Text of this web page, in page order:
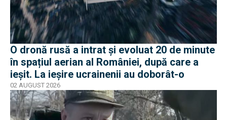
O dronă rusă a intrat și evoluat 20 de minute
în spațiul aerian al României, după care a
ieșit. La ieșire ucrainenii au doborât-o
02 AUGUST 2026